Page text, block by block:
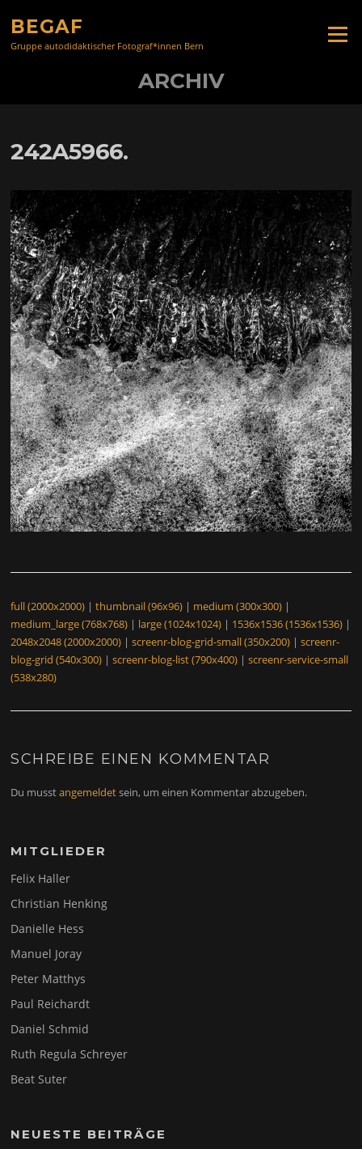
Inhalt
springen
BEGAF
Gruppe autodidaktischer Fotograf*innen Bern
Menü
ARCHIV
242A5966.
full (2000x2000) |thumbnail (96x96) | medium (300x300) |
medium_large (768x768) | large (1024x1024) | 1536x1536 (1536x1536) |
2048x2048 (2000x2000) |screenr-blog-grid-small (350x200) |screenr-
blog-grid (540x300) |screenr-blog-list (790x400) |screenr-service-small
(538x280)
SCHREIBE EINEN KOMMENTAR
Du musstangemeldetsein, um einen Kommentar abzugeben.
MITGLIEDER
Felix Haller
Christian Henking
Danielle Hess
Manuel Joray
Peter Matthys
Paul Reichardt
Daniel Schmid
Ruth Regula Schreyer
Beat Suter
NEUESTE BEITRÄGE